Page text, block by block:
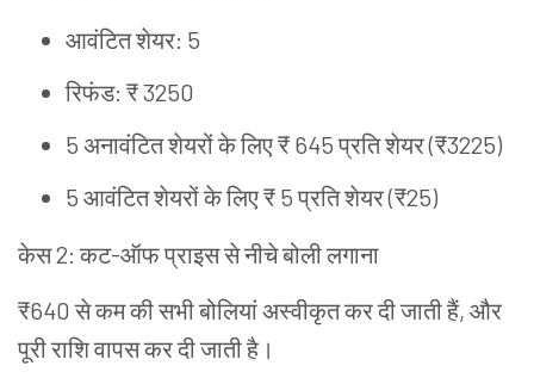
आवंटितशेयर: 5
रिफंड: ₹ 3250
5 अनावंटितशेयरोंकेलिए₹ 645प्रतिशेयर(₹3225)
5 आवंटितशेयरोंकेलिए₹ 5प्रतिशेयर(₹25)
केस2:कट-ऑफप्राइससेनीचेबोलीलगाना
₹640सेकमकीसभीबोलियांअस्वीकृतकरदीजातीहैं, और
पूरीराशिवापसकरदीजातीहै।